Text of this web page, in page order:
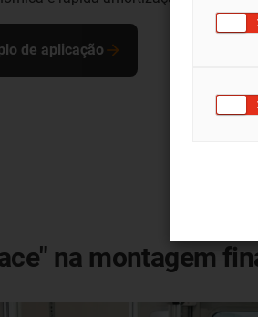
de aplicação
na montagem